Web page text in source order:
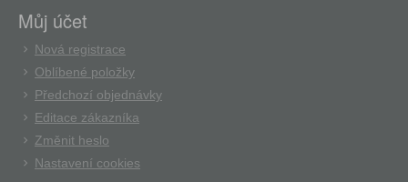
Můj účet
Nová registrace
Oblíbené položky
Předchozí objednávky
Editace zákazníka
Změnit heslo
Nastavení cookies